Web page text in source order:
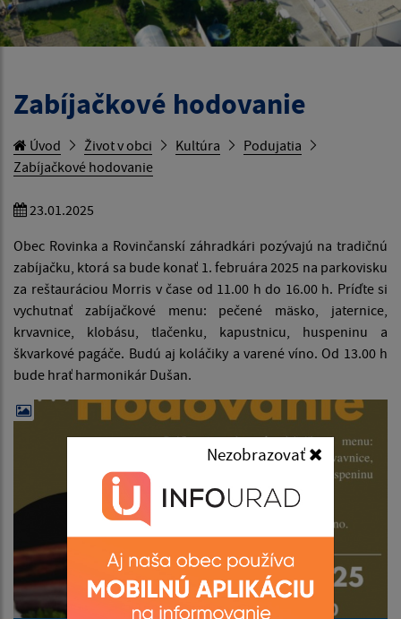
Nezobrazovať
Zabíjačkové hodovanie
Úvod Život v obci Kultúra
Podujatia
Zabíjačkové hodovanie
23.01.2025
Obec Rovinka a Rovinčanskí záhradkári pozývajú na tradičnú
zabíjačku, ktorá sa bude konať 1. februára 2025 na parkovisku
za reštauráciou Morris v čase od 11.00 h do 16.00 h. Príďte si
vychutnať zabíjačkové menu: pečené mäsko, jaternice,
krvavnice, klobásu, tlačenku, kapustnicu, huspeninu a
škvarkové pagáče. Budú aj koláčiky a varené víno. Od 13.00 h
bude hrať harmonikár Dušan.